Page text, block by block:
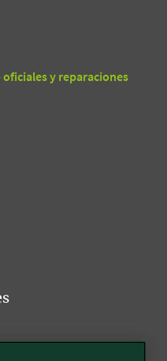
y reparaciones